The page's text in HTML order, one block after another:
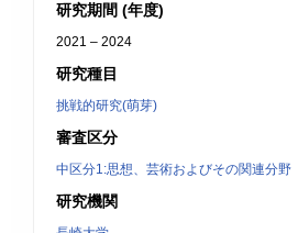
研究期間 (年度)
2021 – 2024
研究種目
挑戦的研究(萌芽)
審査区分
中区分1:思想、芸術およびその関連分野
研究機関